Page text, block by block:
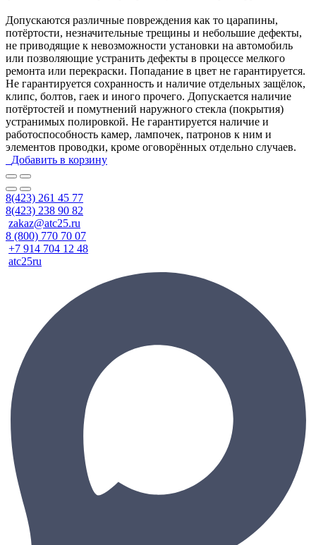
Допускаются различные повреждения как то царапины,
потёртости, незначительные трещины и небольшие дефекты,
не приводящие к невозможности установки на автомобиль
или позволяющие устранить дефекты в процессе мелкого
ремонта или перекраски. Попадание в цвет не гарантируется.
Не гарантируется сохранность и наличие отдельных защёлок,
клипс, болтов, гаек и иного прочего. Допускается наличие
потёртостей и помутнений наружного стекла (покрытия)
устранимых полировкой. Не гарантируется наличие и
работоспособность камер, лампочек, патронов к ним и
элементов проводки, кроме оговорённых отдельно случаев.
Добавить в корзину
8(423) 261 45 77
8(423) 238 90 82
zakaz@atc25.ru
8 (800) 770 70 07
+7 914 704 12 48
atc25ru